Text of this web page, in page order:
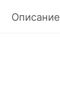
Описание